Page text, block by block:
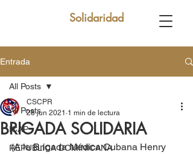
Solidaridad
Entrada
All Posts
ICAP
REPUBLICA DOMINICANA
All Posts
BRIGADA SOLIDARIA
CSCPR
28 jun 2021 1 min de lectura
(A la Brigada Médica Cubana Henry